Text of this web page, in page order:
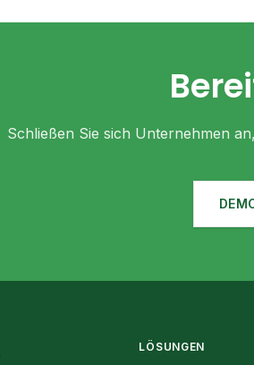
Schließen Sie sich Unternehmen
LÖSUNGEN